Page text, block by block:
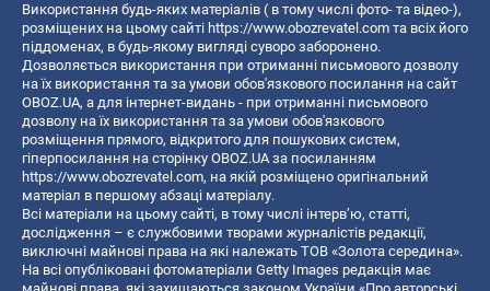
Використання будь-яких матеріалів ( в тому числі фото- та відео-),
розміщених на цьому сайті https://www.obozrevatel.com та всіх його
піддоменах, в будь-якому вигляді суворо заборонено.
Дозволяється використання при отриманні письмового дозволу
на їх використання та за умови обов'язкового посилання на сайт
OBOZ.UA, а для інтернет-видань - при отриманні письмового
дозволу на їх використання та за умови обов'язкового
розміщення прямого, відкритого для пошукових систем,
гіперпосилання на сторінку OBOZ.UA за посиланням
https://www.obozrevatel.com, на якій розміщено оригінальний
матеріал в першому абзаці матеріалу.
Всі матеріали на цьому сайті, в тому числі інтерв’ю, статті,
дослідження – є службовими творами журналістів редакції,
виключні майнові права на які належать ТОВ «Золота середина».
На всі опубліковані фотоматеріали Getty Images редакція має